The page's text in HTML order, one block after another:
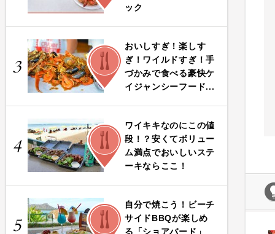
ック
3
FOOD
おいしすぎ！楽しす
ぎ！ワイルドすぎ！手
づかみで食べる豪快ケ
イジャンシーフード...
4
FOOD
ワイキキなのにこの値
段！？安くてボリュー
ム満点でおいしいステ
ーキならここ！
5
FOOD
自分で焼こう！ビーチ
サイドBBQが楽しめ
る「ショアバード」